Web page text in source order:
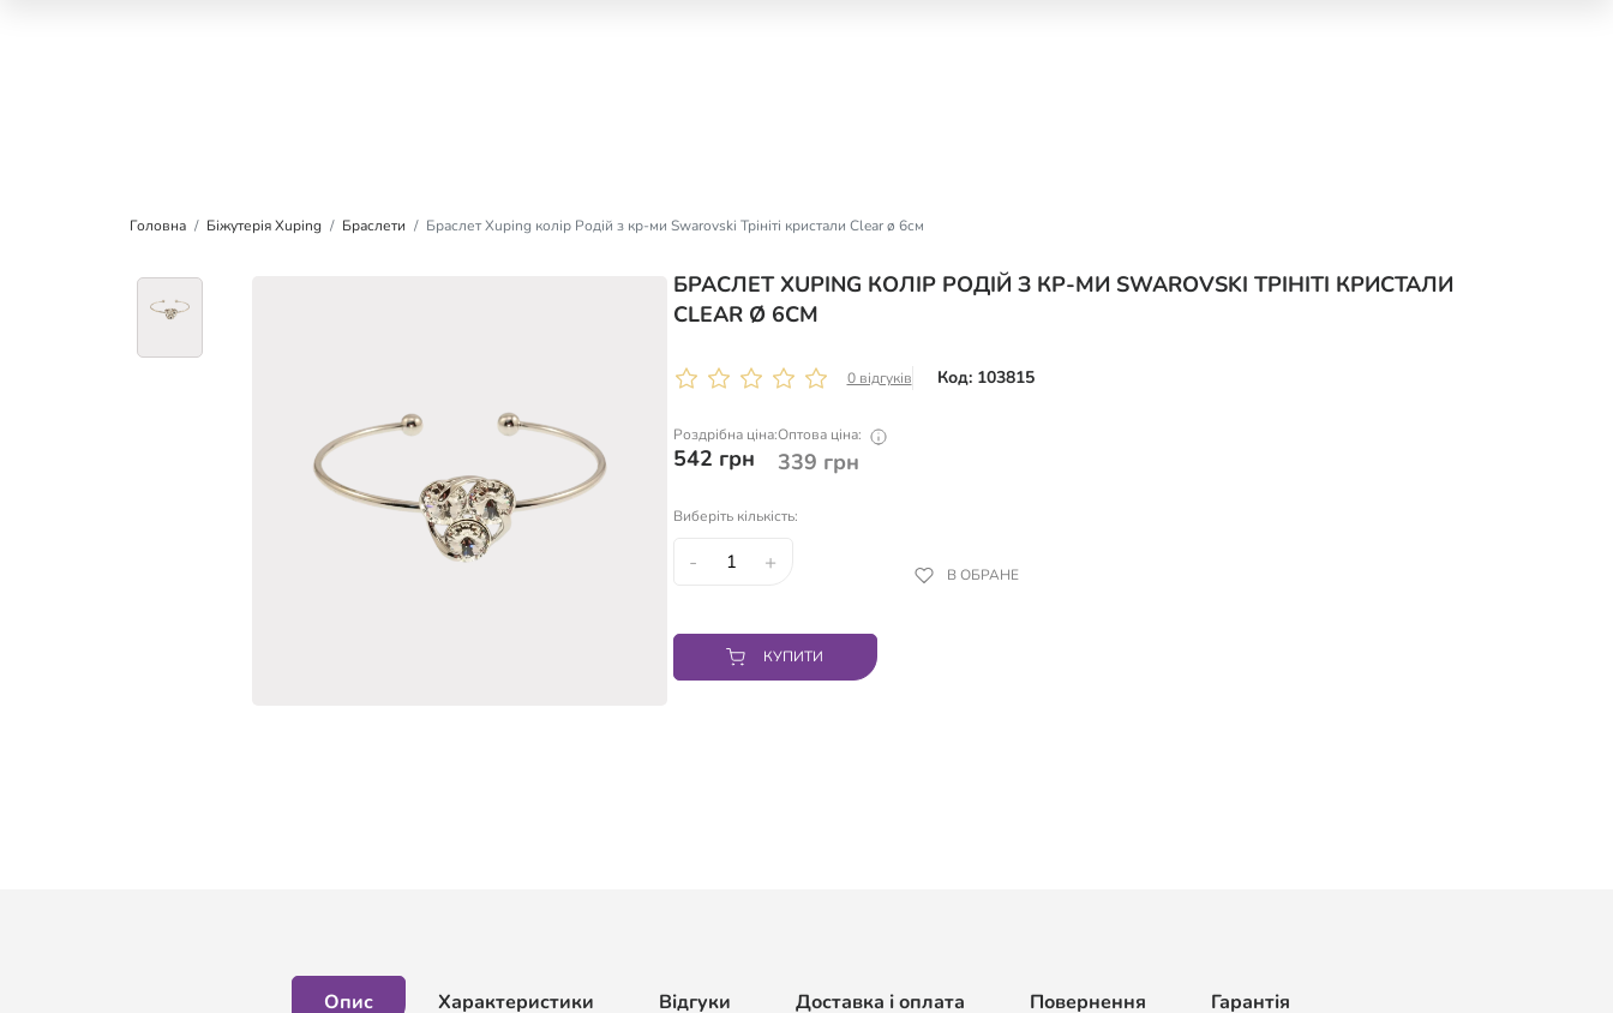
Головна Біжутерія Xuping Браслети Браслет Xuping колір Родій з кр-ми Swarovski Трініті кристали Clear ø 6см
БРАСЛЕТ XUPING КОЛІР РОДІЙ З КР-МИ SWAROVSKI ТРІНІТІ КРИСТАЛИ
CLEAR Ø 6СМ
0 відгуків Код: 103815
Роздрібна ціна:
542 грн
Оптова ціна:
339 грн
Виберіть кількість:
- + В ОБРАНЕ
КУПИТИ
Опис Характеристики Відгуки Доставка і оплата Повернення Гарантія